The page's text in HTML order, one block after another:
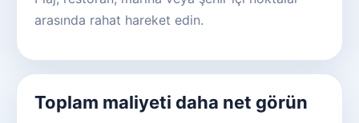
arasında rahat hareket edin.
Toplam maliyeti daha net görün